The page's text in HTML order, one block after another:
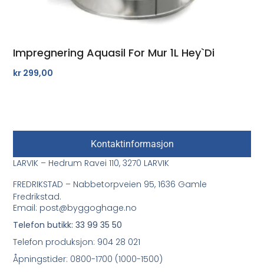
Impregnering Aquasil For Mur 1L Hey`di
kr 299,00
Kontaktinformasjon
LARVIK – Hedrum Ravei 110, 3270 LARVIK
FREDRIKSTAD – Nabbetorpveien 95, 1636 Gamle
Fredrikstad.
Email: post@byggoghage.no
Telefon butikk: 33 99 35 50
Telefon produksjon: 904 28 021
Åpningstider: 0800-1700 (1000-1500)